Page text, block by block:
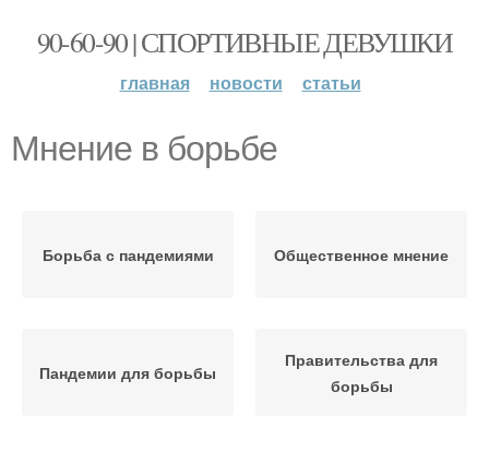
90-60-90 | СПОРТИВНЫЕ ДЕВУШКИ
главная новости статьи
Мнение в борьбе
Борьба с пандемиями Общественное мнение
Пандемии для борьбы
Правительства для
борьбы